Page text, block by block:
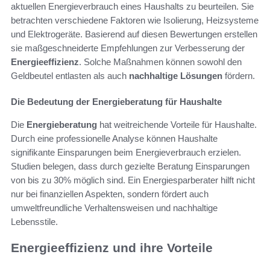
aktuellen Energieverbrauch eines Haushalts zu beurteilen. Sie
betrachten verschiedene Faktoren wie Isolierung, Heizsysteme
und Elektrogeräte. Basierend auf diesen Bewertungen erstellen
sie maßgeschneiderte Empfehlungen zur Verbesserung der
Energieeffizienz. Solche Maßnahmen können sowohl den
Geldbeutel entlasten als auch nachhaltige Lösungen fördern.
Die Bedeutung der Energieberatung für Haushalte
Die Energieberatung hat weitreichende Vorteile für Haushalte.
Durch eine professionelle Analyse können Haushalte
signifikante Einsparungen beim Energieverbrauch erzielen.
Studien belegen, dass durch gezielte Beratung Einsparungen
von bis zu 30% möglich sind. Ein Energiesparberater hilft nicht
nur bei finanziellen Aspekten, sondern fördert auch
umweltfreundliche Verhaltensweisen und nachhaltige
Lebensstile.
Energieeffizienz und ihre Vorteile